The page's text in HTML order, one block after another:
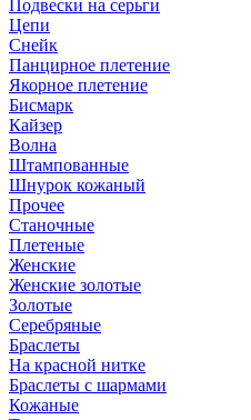
Подвески на серьги
Цепи
Снейк
Панцирное плетение
Якорное плетение
Бисмарк
Кайзер
Волна
Штампованные
Шнурок кожаный
Прочее
Станочные
Плетеные
Женские
Женские золотые
Золотые
Серебряные
Браслеты
На красной нитке
Браслеты с шармами
Кожаные